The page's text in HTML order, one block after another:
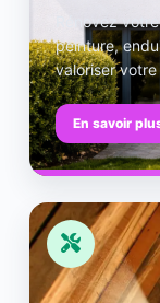
Rénovez
peinture,
valoriser votre
En savoir